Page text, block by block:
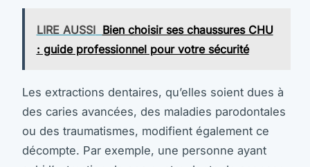
LIRE AUSSI Bien choisir ses chaussures CHU
: guide professionnel pour votre sécurité
Les extractions dentaires, qu’elles soient dues à
des caries avancées, des maladies parodontales
ou des traumatismes, modifient également ce
décompte. Par exemple, une personne ayant